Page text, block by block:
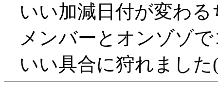
いい加減日付が変わ
メンバーとオンゾゾ
いい具合に狩れまし